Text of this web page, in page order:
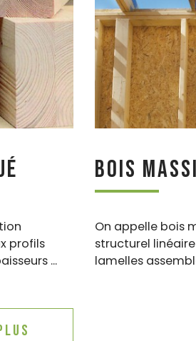
profils
...
Bois
On appelle bois
structurel
lamelles